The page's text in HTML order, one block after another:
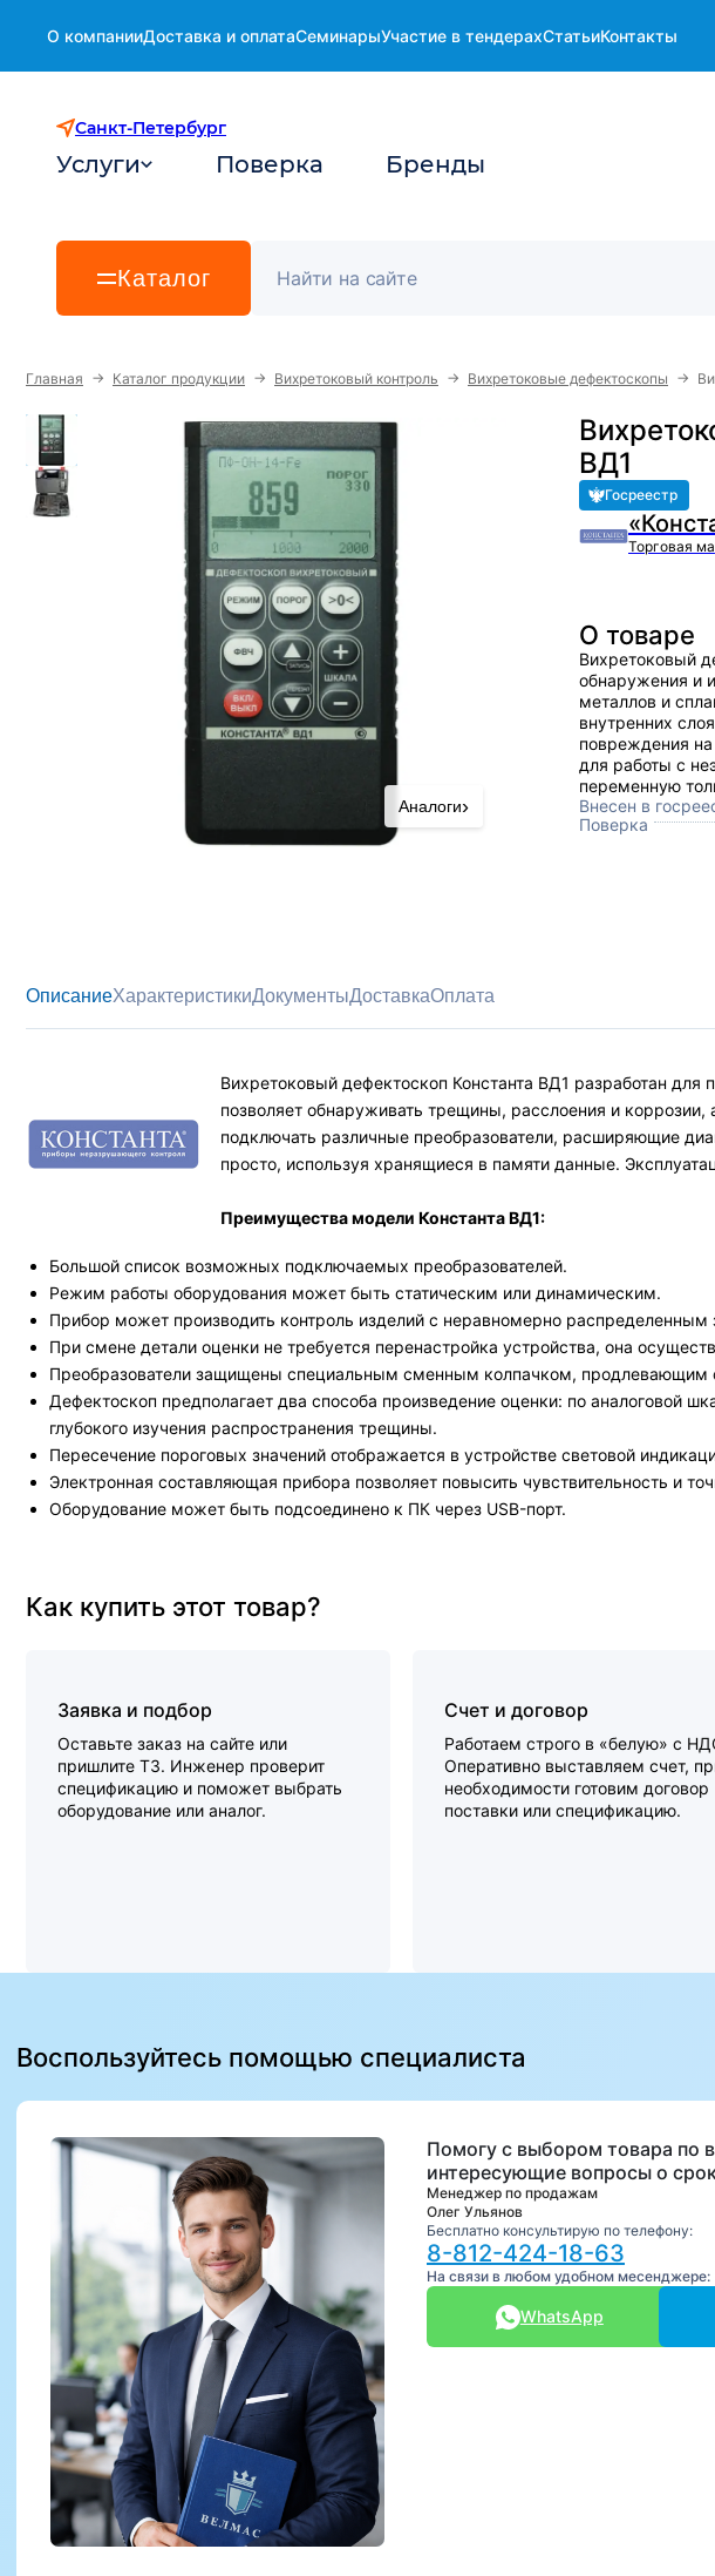
О компанииДоставка и оплатаСеминарыУчастие в тендерахСтатьиКонтакты
Санкт-Петербург
Услуги Поверка Бренды
Каталог
Главная → Каталог продукции → Вихретоковый контроль → Вихретоковые дефектоскопы →
ВД1
Госреестр
Торговая
Аналоги›
О товаре
Вихретоковый
обнаружения и
металлов и
внутренних
повреждения
для работы с
переменную
Внесен в
Поверка
ОписаниеХарактеристикиДокументыДоставкаОплата
Вихретоковый дефектоскоп Константа ВД1 разработан
позволяет обнаруживать трещины, расслоения и
подключать различные преобразователи, расширяющие
просто, используя хранящиеся в памяти данные.
Преимущества модели Константа ВД1:
Большой список возможных подключаемых преобразователей.
Режим работы оборудования может быть статическим или динамическим.
Прибор может производить контроль изделий с неравномерно
При смене детали оценки не требуется перенастройка устройства, она
Преобразователи защищены специальным сменным колпачком, продлевающим
Дефектоскоп предполагает два способа произведение оценки: по аналоговой
глубокого изучения распространения трещины.
Пересечение пороговых значений отображается в устройстве световой
Электронная составляющая прибора позволяет повысить чувствительность и
Оборудование может быть подсоединено к ПК через USB-порт.
Как купить этот товар?
Заявка и подбор
Оставьте заказ на сайте или
пришлите ТЗ. Инженер проверит
спецификацию и поможет выбрать
оборудование или аналог.
Счет и договор
Работаем строго в «белую» с
Оперативно выставляем счет,
необходимости готовим договор
поставки или спецификацию.
Воспользуйтесь помощью специалиста
Помогу с выбором товара по
интересующие вопросы о
Менеджер по продажам
Олег Ульянов
Бесплатно консультирую по телефону:
8-812-424-18-63
На связи в любом удобном месенджере:
WhatsApp